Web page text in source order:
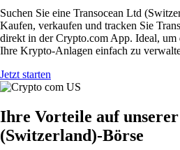
Suchen Sie eine Transocean Ltd
Kaufen, verkaufen und tracken Sie
direkt in der Crypto.com App. Ideal, um
Ihre Krypto-Anlagen einfach zu
Jetzt starten
Ihre Vorteile auf
(Switzerland)-Börse